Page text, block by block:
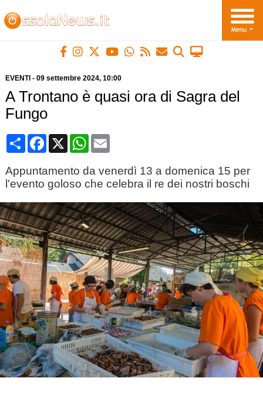
EVENTI - 09 settembre 2024, 10:00
A Trontano è quasi ora di Sagra del
Fungo
CondividiFacebook
X WhatsApp
Email
Appuntamento da venerdì 13 a domenica 15 per
l'evento goloso che celebra il re dei nostri boschi